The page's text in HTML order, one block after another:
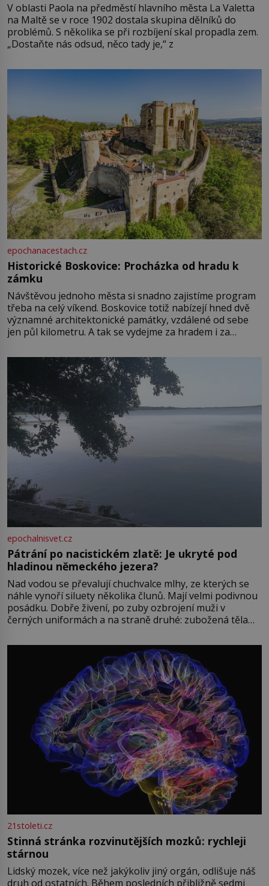
V oblasti Paola na předměstí hlavního města La Valetta
na Maltě se v roce 1902 dostala skupina dělníků do
problémů. S několika se při rozbíjení skal propadla zem.
„Dostaňte nás odsud, něco tady je,“ z
epochanacestach.cz
Historické Boskovice: Procházka od hradu k
zámku
Návštěvou jednoho města si snadno zajistíme program
třeba na celý víkend. Boskovice totiž nabízejí hned dvě
významné architektonické památky, vzdálené od sebe
jen půl kilometru. A tak se vydejme za hradem i za
Boskovice na okraji Drahanské vrchoviny vznikla někdy
ve13. století, a už v roce 1313 kronikáři zaznamenali
epochalnisvet.cz
Pátrání po nacistickém zlatě: Je ukryté pod
hladinou německého jezera?
Nad vodou se převalují chuchvalce mlhy, ze kterých se
náhle vynoří siluety několika člunů. Mají velmi podivnou
posádku. Dobře živení, po zuby ozbrojení muži v
černých uniformách a na straně druhé: zubožená těla
přízračná scéna znamená? Je jaro roku 1945, druhá
světová válka se chýlí ke konci. Jezero Stolpsee
21stoleti.cz
Stinná stránka rozvinutějších mozků: rychleji
stárnou
Lidský mozek, více než jakýkoliv jiný orgán, odlišuje náš
druh od ostatních. Během posledních přibližně sedmi